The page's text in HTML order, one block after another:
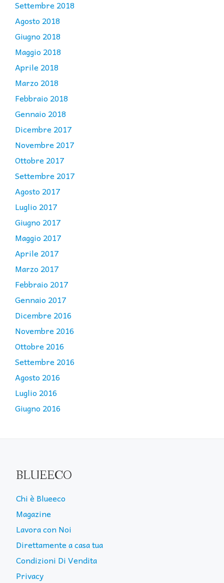
Settembre 2018
Agosto 2018
Giugno 2018
Maggio 2018
Aprile 2018
Marzo 2018
Febbraio 2018
Gennaio 2018
Dicembre 2017
Novembre 2017
Ottobre 2017
Settembre 2017
Agosto 2017
Luglio 2017
Giugno 2017
Maggio 2017
Aprile 2017
Marzo 2017
Febbraio 2017
Gennaio 2017
Dicembre 2016
Novembre 2016
Ottobre 2016
Settembre 2016
Agosto 2016
Luglio 2016
Giugno 2016
BLUEECO
Chi è Blueeco
Magazine
Lavora con Noi
Direttamente a casa tua
Condizioni Di Vendita
Privacy